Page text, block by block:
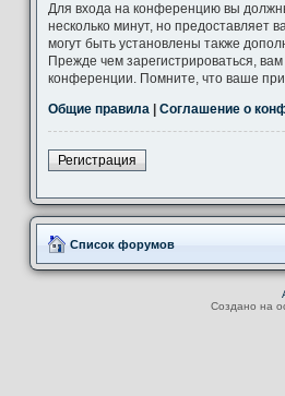
Для входа на конференцию вы
несколько минут, но
могут быть установлены также
Прежде чем зарегистрироваться,
конференции. Помните, что ваше
Общие правила
Соглашение о
Регистрация
Список форумов
Создано на